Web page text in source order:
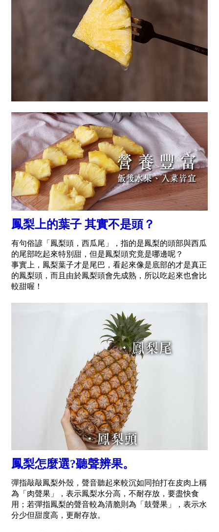
鳳梨上的葉子 其實不是頭？
有句俗諺「鳳梨頭，西瓜尾」，指的是鳳梨的頭部與西瓜
的尾部吃起來特別甜，但是鳳梨頭究竟是哪邊呢？
事實上，鳳梨葉子才是尾巴，看起來像是底部的才是真正
的鳳梨頭，而且由於鳳梨頭會先成熟，所以吃起來也會比
較甜喔！
鳳梨怎麼選?聽聲辨果。
彈指敲敲鳳梨外殼，聲音聽起來較沉如同拍打在皮肉上稱
為「肉聲果」，表示鳳梨水分高，不耐存放，要盡快食
用；若彈指鳳梨的聲音較為清脆則為「鼓聲果」，表示水
分少但甜度高，更耐存放。